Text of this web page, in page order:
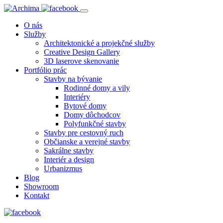
O nás
Služby
Architektonické a projekčné služby
Creative Design Gallery
3D laserove skenovanie
Portfólio prác
Stavby na bývanie
Rodinné domy a vily
Interiéry
Bytové domy
Domy dôchodcov
Polyfunkčné stavby
Stavby pre cestovný ruch
Občianske a verejné stavby
Sakrálne stavby
Interiér a design
Urbanizmus
Blog
Showroom
Kontakt